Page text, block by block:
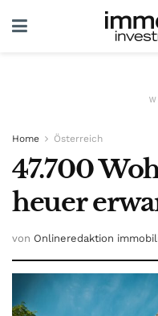
Home Österreich
47.700
heuer
von Onlineredaktion